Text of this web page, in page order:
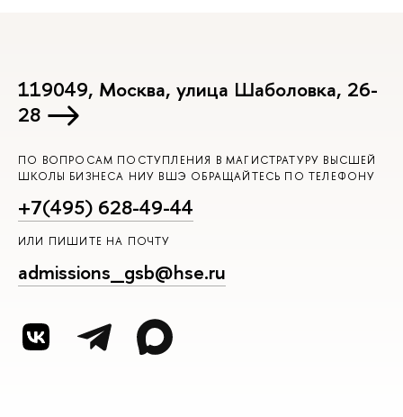
119049, Москва, улица Шаболовка, 26-
28
ПО ВОПРОСАМ ПОСТУПЛЕНИЯ В МАГИСТРАТУРУ ВЫСШЕЙ
ШКОЛЫ БИЗНЕСА НИУ ВШЭ ОБРАЩАЙТЕСЬ ПО ТЕЛЕФОНУ
+7(495) 628-49-44
ИЛИ ПИШИТЕ НА ПОЧТУ
admissions_gsb@hse.ru